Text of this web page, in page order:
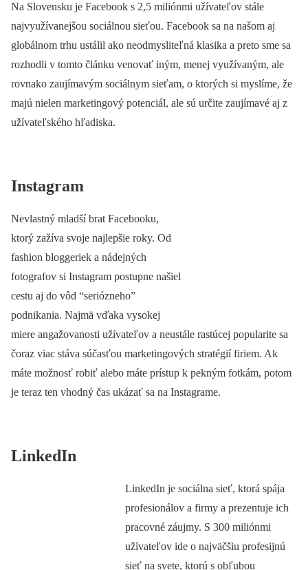
Na Slovensku je Facebook s 2,5 miliónmi užívateľov stále
najvyužívanejšou sociálnou sieťou. Facebook sa na našom aj
globálnom trhu ustálil ako neodmysliteľná klasika a preto sme sa
rozhodli v tomto článku venovať iným, menej využívaným, ale
rovnako zaujímavým sociálnym sieťam, o ktorých si myslíme, že
majú nielen marketingový potenciál, ale sú určite zaujímavé aj z
užívateľského hľadiska.
Instagram
Nevlastný mladší brat Facebooku,
ktorý zažíva svoje najlepšie roky. Od
fashion bloggeriek a nádejných
fotografov si Instagram postupne našiel
cestu aj do vôd “seriózneho”
podnikania. Najmä vďaka vysokej
miere angažovanosti užívateľov a neustále rastúcej popularite sa
čoraz viac stáva súčasťou marketingových stratégií firiem. Ak
máte možnosť robiť alebo máte prístup k pekným fotkám, potom
je teraz ten vhodný čas ukázať sa na Instagrame.
LinkedIn
LinkedIn je sociálna sieť, ktorá spája
profesionálov a firmy a prezentuje ich
pracovné záujmy. S 300 miliónmi
užívateľov ide o najväčšiu profesijnú
sieť na svete, ktorú s obľubou